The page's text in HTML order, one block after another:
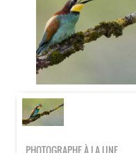
PHOTOGRAPHE À LA UNE